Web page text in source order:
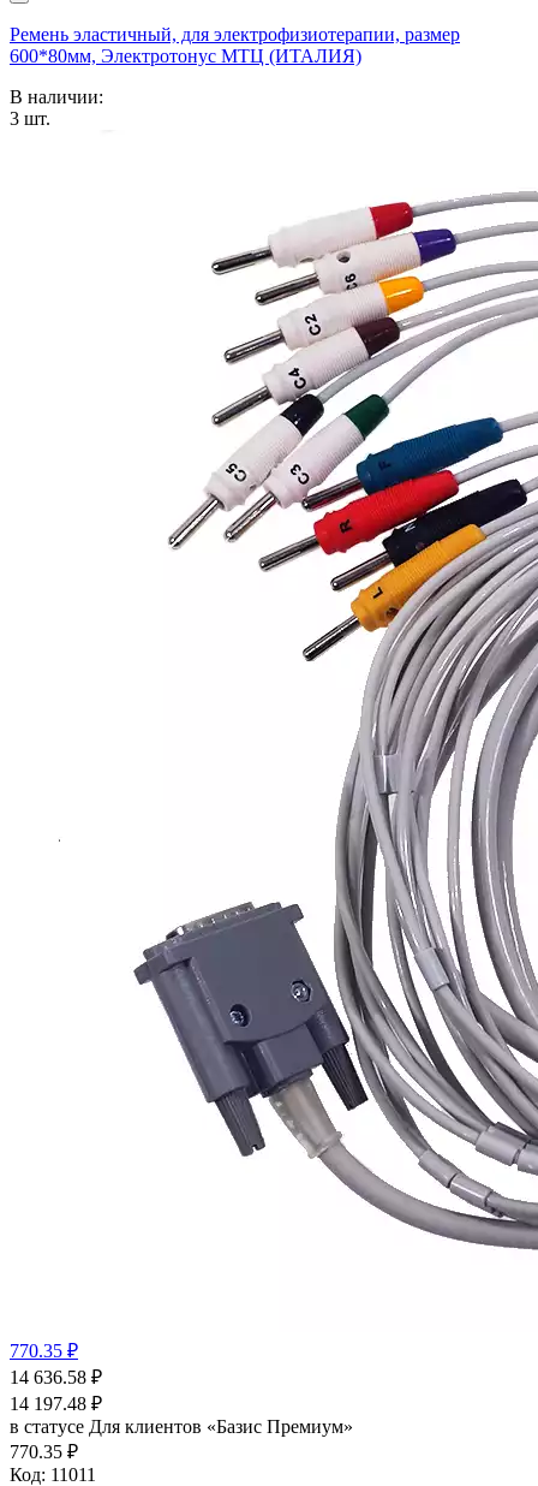
Ремень эластичный, для электрофизиотерапии, размер
600*80мм, Электротонус МТЦ (ИТАЛИЯ)
В наличии:
3 шт.
770.35 ₽
14 636.58 ₽
14 197.48 ₽
в статусе Для клиентов «Базис Премиум»
770.35 ₽
Код: 11011